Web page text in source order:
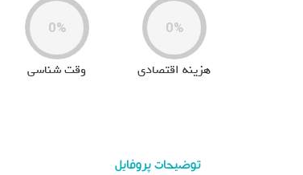
0%
وقت شناسی
0%
هزینه اقتصادی
توضیحات پروفایل